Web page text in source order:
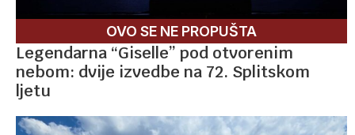
OVO SE NE PROPUŠTA
Legendarna “Giselle” pod otvorenim
nebom: dvije izvedbe na 72. Splitskom
ljetu